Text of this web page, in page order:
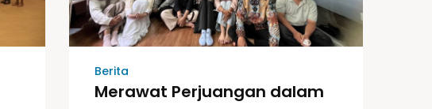
Berita
Merawat Perjuangan dalam